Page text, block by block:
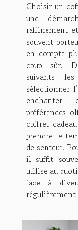
Choisir un
une
raffinement
souvent
en compte
coup sûr.
suivants
sélectionner
enchanter
préférences
coffret
prendre le
de senteur.
il suffit
utilise au
face à
régulièrement